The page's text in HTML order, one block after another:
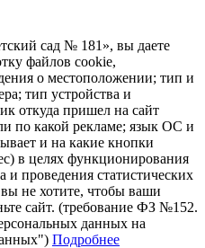
сад № 181», вы даете
файлов cookie,
о местоположении; тип и
тип устройства и
откуда пришел на сайт
по какой рекламе; язык ОС и
и на какие кнопки
в целях функционирования
и проведения статистических
не хотите, чтобы ваши
сайт. (требование ФЗ №152.
данных на
Подробнее